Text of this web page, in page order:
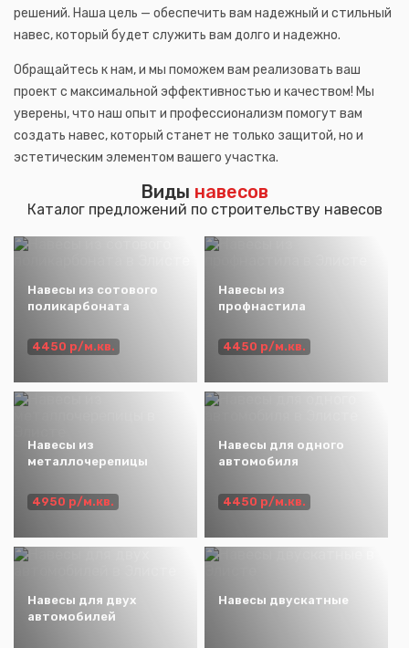
решений. Наша цель — обеспечить вам надежный и стильный
навес, который будет служить вам долго и надежно.
Обращайтесь к нам, и мы поможем вам реализовать ваш
проект с максимальной эффективностью и качеством! Мы
уверены, что наш опыт и профессионализм помогут вам
создать навес, который станет не только защитой, но и
эстетическим элементом вашего участка.
Виды навесов
Каталог предложений по строительству навесов
Навесы из сотового
поликарбоната
4450 р/м.кв.
Навесы из
профнастила
4450 р/м.кв.
Навесы из
металлочерепицы
4950 р/м.кв.
Навесы для одного
автомобиля
4450 р/м.кв.
Навесы для двух
автомобилей
Навесы двускатные